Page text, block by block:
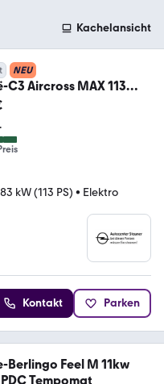
Kachelansicht
NEU
C3 Aircross MAX 113
83 kW (113 PS) • Elektro
Kontakt Parken
Berlingo Feel M 11kw
Tempomat